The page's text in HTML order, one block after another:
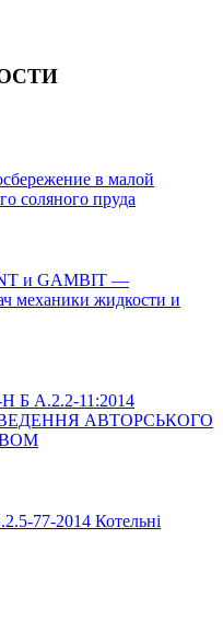
в малой
соляного пруда
и GAMBIT —
механики жидкости и
Б А.2.2-11:2014
АВТОРСЬКОГО
77-2014 Котельні